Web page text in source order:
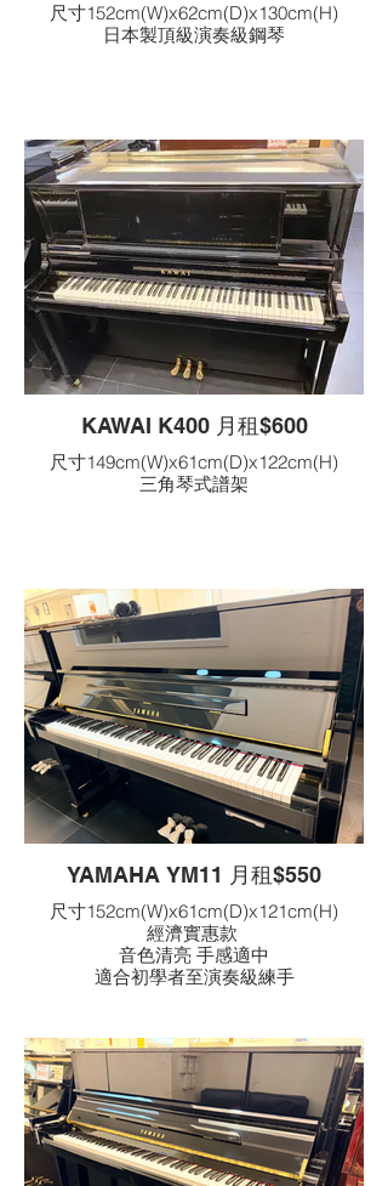
尺寸152cm(W)x62cm(D)x130cm(H)
日本製頂級演奏級鋼琴
KAWAI K400 月租$600
尺寸149cm(W)x61cm(D)x122cm(H)
三角琴式譜架
YAMAHA YM11 月租$550
尺寸152cm(W)x61cm(D)x121cm(H)
經濟實惠款
音色清亮 手感適中
適合初學者至演奏級練手